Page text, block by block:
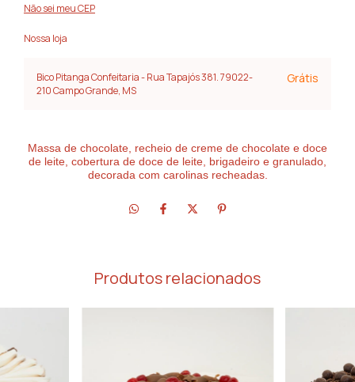
Não sei meu CEP
Nossa loja
Bico Pitanga Confeitaria - Rua Tapajós 381. 79022-
210 Campo Grande, MS
Grátis
Massa de chocolate, recheio de creme de chocolate e doce
de leite, cobertura de doce de leite, brigadeiro e granulado,
decorada com carolinas recheadas.
Produtos relacionados